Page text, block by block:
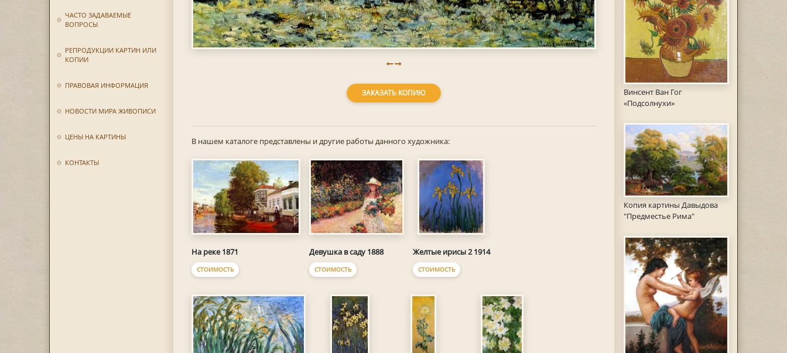
ЧАСТО ЗАДАВАЕМЫЕ
ВОПРОСЫ
РЕПРОДУКЦИИ КАРТИН ИЛИ
КОПИИ
ПРАВОВАЯ ИНФОРМАЦИЯ
НОВОСТИ МИРА ЖИВОПИСИ
ЦЕНЫ НА КАРТИНЫ
КОНТАКТЫ
Винсент Ван Гог
«Подсолнухи»
Копия картины Давыдова
"Предместье Рима"
ЗАКАЗАТЬ КОПИЮ
В нашем каталоге представлены и другие работы данного художника:
На реке 1871
СТОИМОСТЬ
Девушка в саду 1888
СТОИМОСТЬ
Желтые ирисы 2 1914
СТОИМОСТЬ